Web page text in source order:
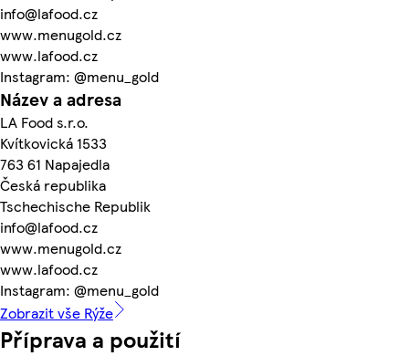
info@lafood.cz
www.menugold.cz
www.lafood.cz
Instagram: @menu_gold
Název a adresa
LA Food s.r.o.
Kvítkovická 1533
763 61 Napajedla
Česká republika
Tschechische Republik
info@lafood.cz
www.menugold.cz
www.lafood.cz
Instagram: @menu_gold
Zobrazit vše Rýže
Příprava a použití